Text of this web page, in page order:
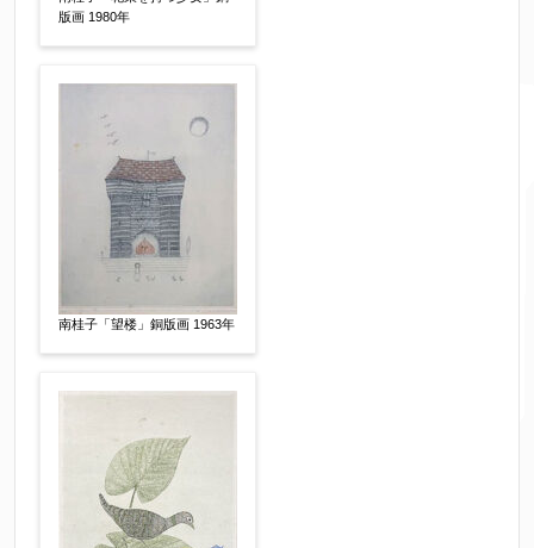
れます。番地以下は任意でも結構です。
ご住所 【必須】
版画 1980年
南桂子「望楼」銅版画 1963年